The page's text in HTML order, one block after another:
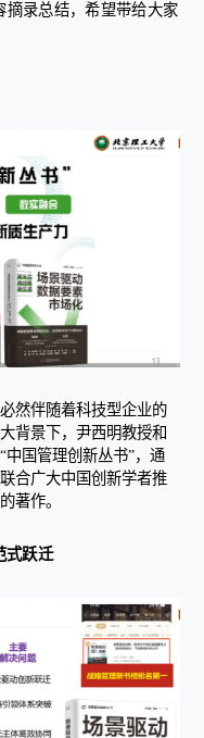
摘录总结，希望带给大家
然伴随着科技型企业的
背景下，尹西明教授和
中国管理创新丛书”，通
合广大中国创新学者推
著作。
式跃迁